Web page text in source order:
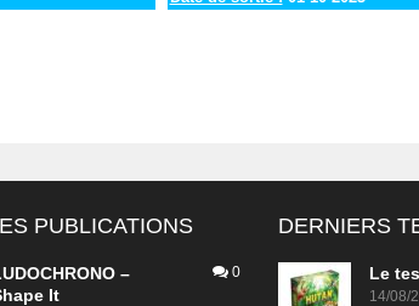
PUBLICATIONS
–
It
0
DERNIERS
Le
14/08/